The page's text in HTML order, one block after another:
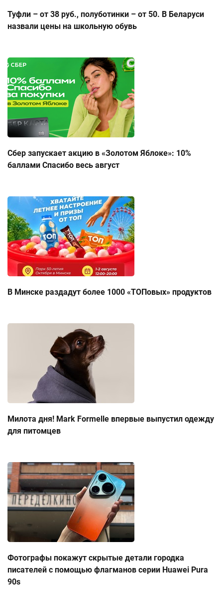
Туфли – от 38 руб., полуботинки – от 50. В Беларуси
назвали цены на школьную обувь
Сбер запускает акцию в «Золотом Яблоке»: 10%
баллами Спасибо весь август
В Минске раздадут более 1000 «ТОПовых» продуктов
Милота дня! Mark Formelle впервые выпустил одежду
для питомцев
Фотографы покажут скрытые детали городка
писателей с помощью флагманов серии Huawei Pura
90s